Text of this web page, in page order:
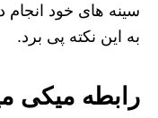
سینه های خود انجام
به این نکته پی برد.
رابطه میکی